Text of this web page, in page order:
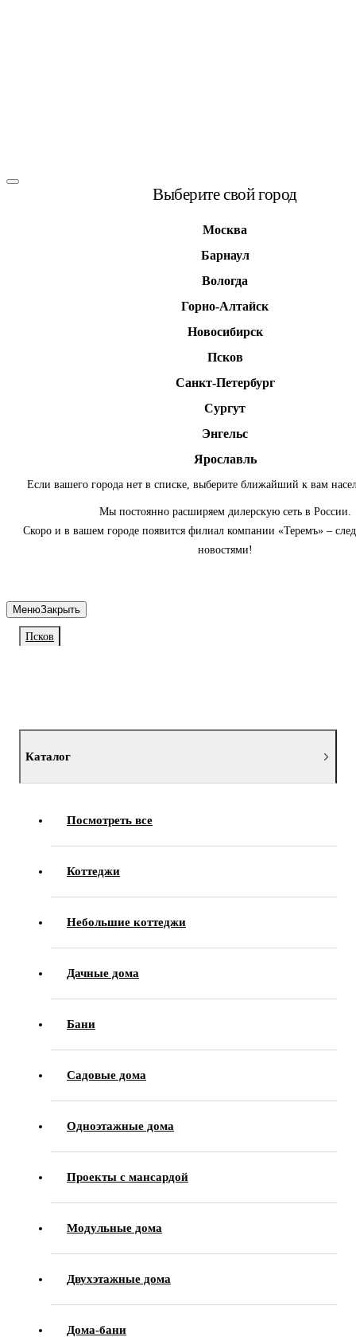
Выберите свой город
Москва
Барнаул
Вологда
Горно-Алтайск
Новосибирск
Псков
Санкт-Петербург
Сургут
Энгельс
Ярославль
Если вашего города нет в списке, выберите ближайший к вам
Мы постоянно расширяем дилерскую сеть в России.
Скоро и в вашем городе появится филиал компании «Теремъ» –
новостями!
Псков
МенюЗакрыть
Каталог
Посмотреть все
Коттеджи
Небольшие коттеджи
Дачные дома
Бани
Садовые дома
Одноэтажные дома
Проекты с мансардой
Модульные дома
Двухэтажные дома
Дома-бани